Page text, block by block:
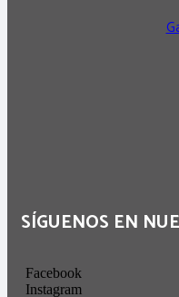
SÍGUENOS EN
Facebook
Instagram